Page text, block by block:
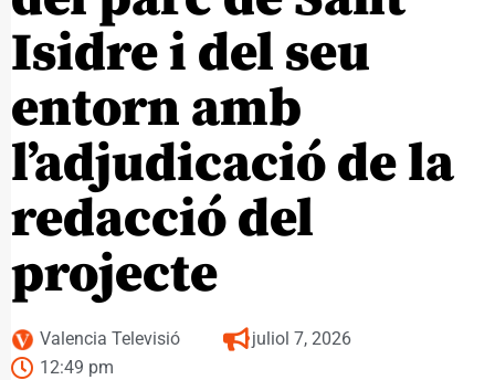
Isidre i del seu
entorn amb
l’adjudicació de la
redacció del
projecte
Valencia Televisió
juliol 7, 2026
12:49 pm